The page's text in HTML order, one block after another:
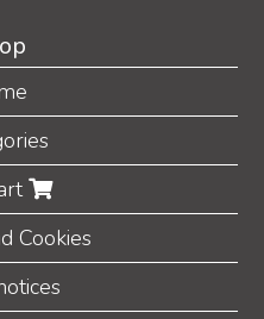
Cookies